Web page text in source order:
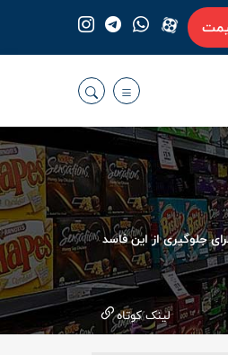
جلوگیری از این فاسد
لینک کوتاه